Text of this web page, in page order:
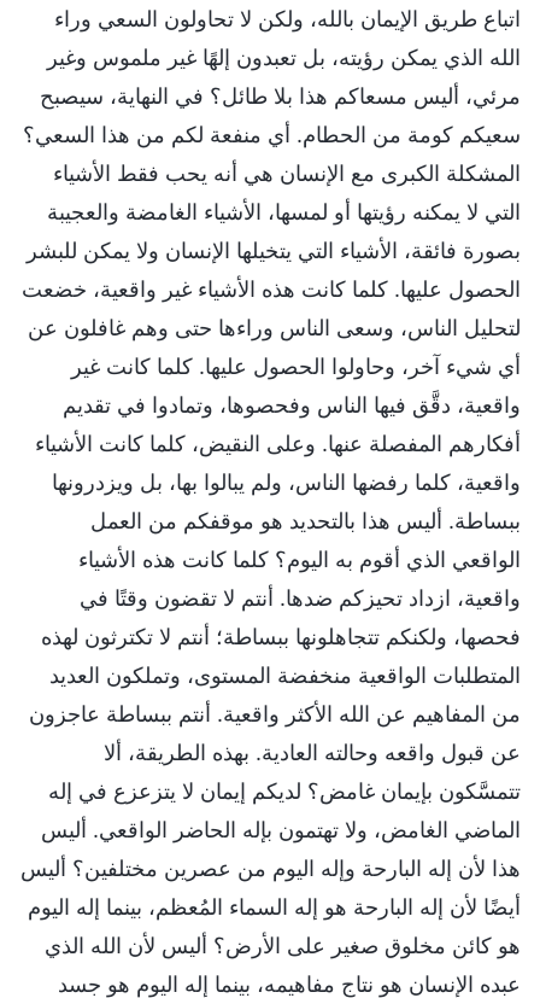
اتباع طريق الإيمان بالله، ولكن لا تحاولون السعي وراء
الله الذي يمكن رؤيته، بل تعبدون إلهًا غير ملموس وغير
مرئي، أليس مسعاكم هذا بلا طائل؟ في النهاية، سيصبح
سعيكم كومة من الحطام. أي منفعة لكم من هذا السعي؟
المشكلة الكبرى مع الإنسان هي أنه يحب فقط الأشياء
التي لا يمكنه رؤيتها أو لمسها، الأشياء الغامضة والعجيبة
بصورة فائقة، الأشياء التي يتخيلها الإنسان ولا يمكن للبشر
الحصول عليها. كلما كانت هذه الأشياء غير واقعية، خضعت
لتحليل الناس، وسعى الناس وراءها حتى وهم غافلون عن
أي شيء آخر، وحاولوا الحصول عليها. كلما كانت غير
واقعية، دقَّق فيها الناس وفحصوها، وتمادوا في تقديم
أفكارهم المفصلة عنها. وعلى النقيض، كلما كانت الأشياء
واقعية، كلما رفضها الناس، ولم يبالوا بها، بل ويزدرونها
ببساطة. أليس هذا بالتحديد هو موقفكم من العمل
الواقعي الذي أقوم به اليوم؟ كلما كانت هذه الأشياء
واقعية، ازداد تحيزكم ضدها. أنتم لا تقضون وقتًا في
فحصها، ولكنكم تتجاهلونها ببساطة؛ أنتم لا تكترثون لهذه
المتطلبات الواقعية منخفضة المستوى، وتملكون العديد
من المفاهيم عن الله الأكثر واقعية. أنتم ببساطة عاجزون
عن قبول واقعه وحالته العادية. بهذه الطريقة، ألا
تتمسَّكون بإيمان غامض؟ لديكم إيمان لا يتزعزع في إله
الماضي الغامض، ولا تهتمون بإله الحاضر الواقعي. أليس
هذا لأن إله البارحة وإله اليوم من عصرين مختلفين؟ أليس
أيضًا لأن إله البارحة هو إله السماء المُعظم، بينما إله اليوم
هو كائن مخلوق صغير على الأرض؟ أليس لأن الله الذي
عبده الإنسان هو نتاج مفاهيمه، بينما إله اليوم هو جسد